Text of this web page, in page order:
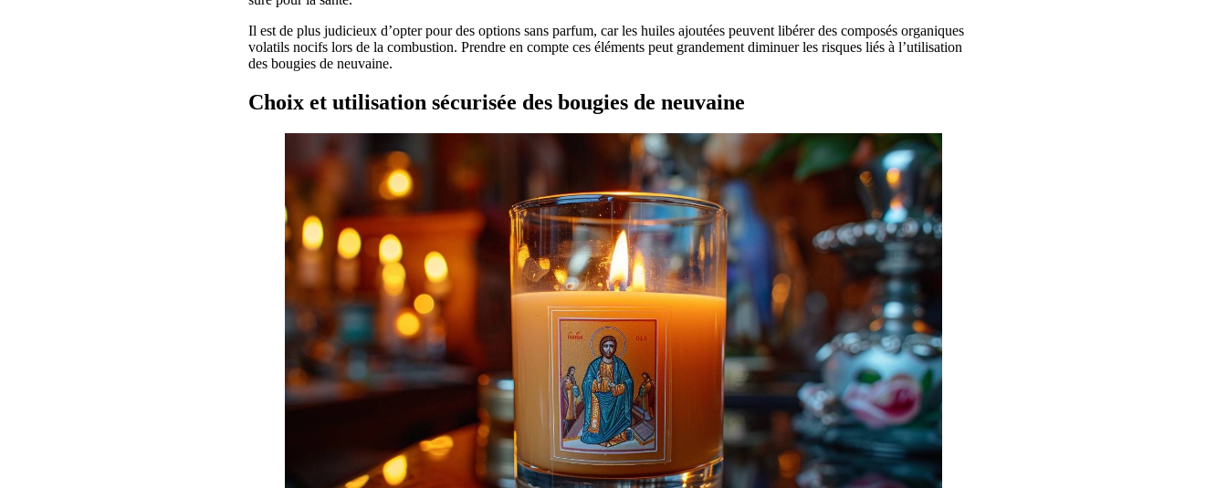
Il est de plus judicieux d’opter pour des options sans parfum, car les huiles ajoutées peuvent libérer des composés organiques
volatils nocifs lors de la combustion. Prendre en compte ces éléments peut grandement diminuer les risques liés à l’utilisation
des bougies de neuvaine.
Choix et utilisation sécurisée des bougies de neuvaine